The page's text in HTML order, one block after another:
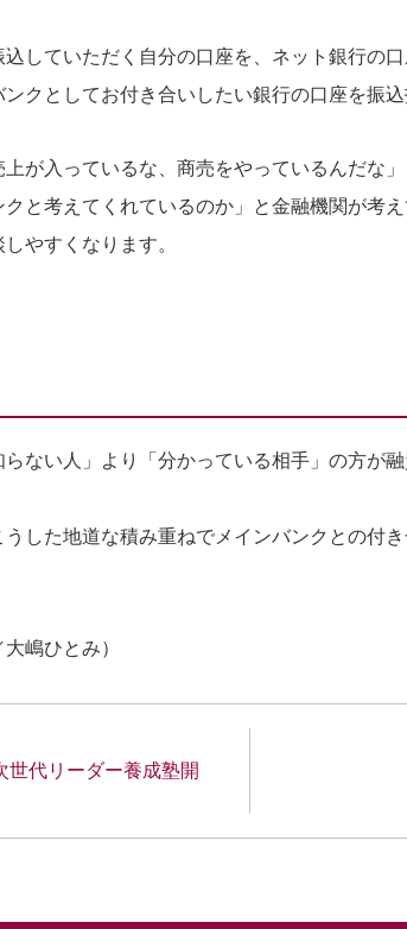
していただく自分の口座を、ネット銀行の
クとしてお付き合いしたい銀行の口座を振込
が入っているな、商売をやっているんだな」
クと考えてくれているのか」と金融機関が考
やすくなります。
ない人」より「分かっている相手」の方が
した地道な積み重ねでメインバンクとの付
嶋ひとみ）
世代リーダー養成塾開